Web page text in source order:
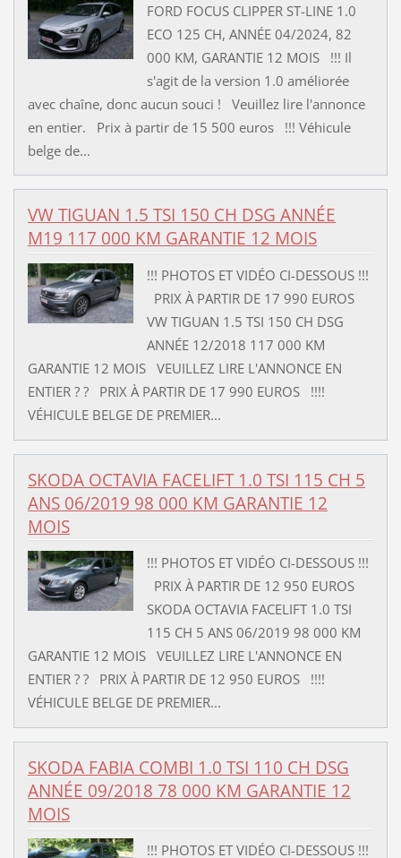
FORD FOCUS CLIPPER ST-LINE 1.0
ECO 125 CH, ANNÉE 04/2024, 82
000 KM, GARANTIE 12 MOIS !!! Il
s'agit de la version 1.0 améliorée
avec chaîne, donc aucun souci ! Veuillez lire l'annonce
en entier. Prix à partir de 15 500 euros !!! Véhicule
belge de...
VW TIGUAN 1.5 TSI 150 CH DSG ANNÉE
M19 117 000 KM GARANTIE 12 MOIS
!!! PHOTOS ET VIDÉO CI-DESSOUS !!!
PRIX À PARTIR DE 17 990 EUROS
VW TIGUAN 1.5 TSI 150 CH DSG
ANNÉE 12/2018 117 000 KM
GARANTIE 12 MOIS VEUILLEZ LIRE L'ANNONCE EN
ENTIER ? ? PRIX À PARTIR DE 17 990 EUROS !!!!
VÉHICULE BELGE DE PREMIER...
SKODA OCTAVIA FACELIFT 1.0 TSI 115 CH 5
ANS 06/2019 98 000 KM GARANTIE 12
MOIS
!!! PHOTOS ET VIDÉO CI-DESSOUS !!!
PRIX À PARTIR DE 12 950 EUROS
SKODA OCTAVIA FACELIFT 1.0 TSI
115 CH 5 ANS 06/2019 98 000 KM
GARANTIE 12 MOIS VEUILLEZ LIRE L'ANNONCE EN
ENTIER ? ? PRIX À PARTIR DE 12 950 EUROS !!!!
VÉHICULE BELGE DE PREMIER...
SKODA FABIA COMBI 1.0 TSI 110 CH DSG
ANNÉE 09/2018 78 000 KM GARANTIE 12
MOIS
!!! PHOTOS ET VIDÉO CI-DESSOUS !!!